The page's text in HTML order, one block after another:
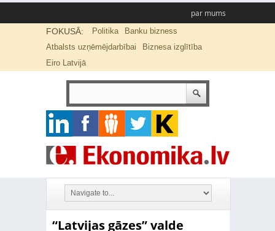
par mums
FOKUSĀ: Politika
Banku bizness
Atbalsts uzņēmējdarbībai
Biznesa izglītība
Eiro Latvijā
“Latvijas gāzes” valde